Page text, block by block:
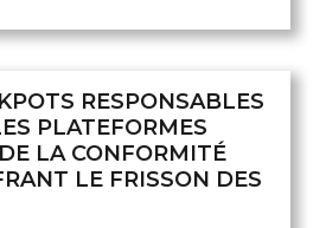
RESPONSABLES
PLATEFORMES
LA CONFORMITÉ
LE FRISSON DES